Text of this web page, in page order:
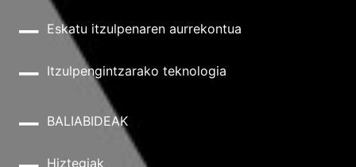
Eskatu itzulpenaren aurrekontua
Itzulpengintzarako teknologia
BALIABIDEAK
Hiztegiak